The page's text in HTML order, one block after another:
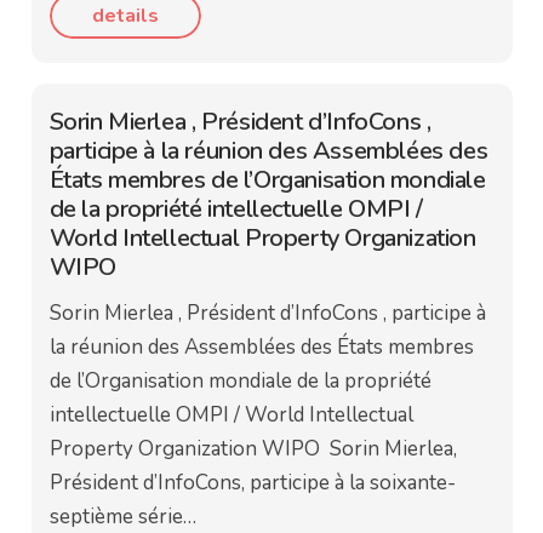
details
Sorin Mierlea , Président d’InfoCons ,
participe à la réunion des Assemblées des
États membres de l’Organisation mondiale
de la propriété intellectuelle OMPI /
World Intellectual Property Organization
WIPO
Sorin Mierlea , Président d’InfoCons , participe à
la réunion des Assemblées des États membres
de l’Organisation mondiale de la propriété
intellectuelle OMPI / World Intellectual
Property Organization WIPO Sorin Mierlea,
Président d’InfoCons, participe à la soixante-
septième série…